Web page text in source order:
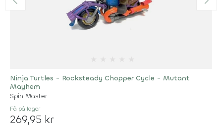
Ninja Turtles - Rocksteady Chopper Cycle - Mutant
Mayhem
Spin Master
Få på lager
269,95 kr